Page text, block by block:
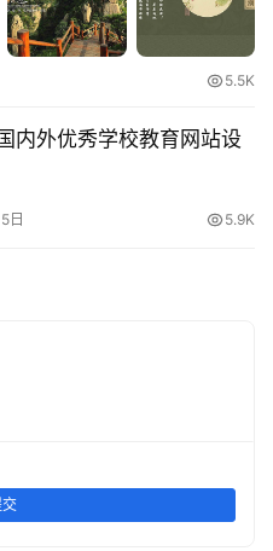
5.5K
内外优秀学校教育网站设
日 5.9K